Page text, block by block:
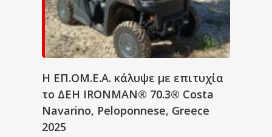
Η ΕΠ.ΟΜ.Ε.Α. κάλυψε με επιτυχία
το ΔΕΗ IRONMAN® 70.3® Costa
Navarino, Peloponnese, Greece
2025